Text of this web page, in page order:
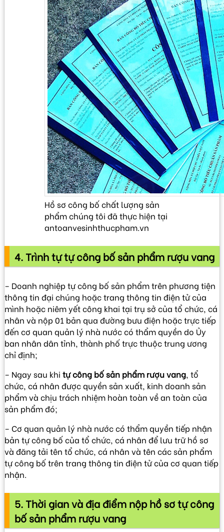
Hồ sơ công bố chất lượng sản
phẩm chúng tôi đã thực hiện tại
antoanvesinhthucpham.vn
4. Trình tự tự công bố sản phẩm rượu vang
– Doanh nghiệp tự công bố sản phẩm trên phương tiện
thông tin đại chúng hoặc trang thông tin điện tử của
mình hoặc niêm yết công khai tại trụ sở của tổ chức, cá
nhân và nộp 01 bản qua đường bưu điện hoặc trực tiếp
đến cơ quan quản lý nhà nước có thẩm quyền do Ủy
ban nhân dân tỉnh, thành phố trực thuộc trung ương
chỉ định;
– Ngay sau khi tự công bố sản phẩm rượu vang, tổ
chức, cá nhân được quyền sản xuất, kinh doanh sản
phẩm và chịu trách nhiệm hoàn toàn về an toàn của
sản phẩm đó;
– Cơ quan quản lý nhà nước có thẩm quyền tiếp nhận
bản tự công bố của tổ chức, cá nhân để lưu trữ hồ sơ
và đăng tải tên tổ chức, cá nhân và tên các sản phẩm
tự công bố trên trang thông tin điện tử của cơ quan tiếp
nhận.
5. Thời gian và địa điểm nộp hồ sơ tự công
bố sản phẩm rượu vang